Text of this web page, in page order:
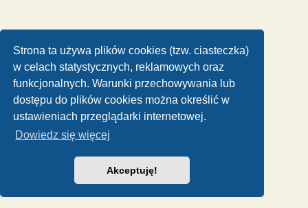
Strona ta używa plików cookies (tzw. ciasteczka)
w celach statystycznych, reklamowych oraz
funkcjonalnych. Warunki przechowywania lub
dostępu do plików cookies można określić w
ustawieniach przeglądarki internetowej.
Dowiedz się więcej
Akceptuję!